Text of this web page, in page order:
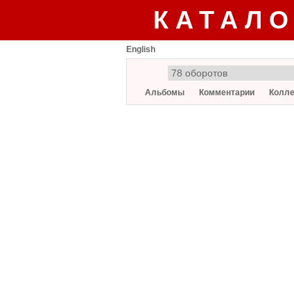
English
Альбомы Комментарии